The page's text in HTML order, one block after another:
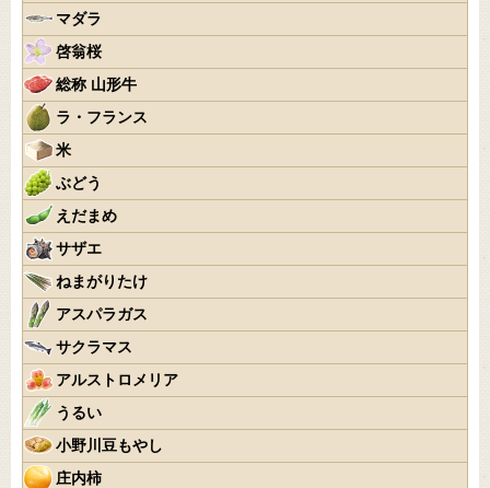
マダラ
啓翁桜
総称 山形牛
ラ・フランス
米
ぶどう
えだまめ
サザエ
ねまがりたけ
アスパラガス
サクラマス
アルストロメリア
うるい
小野川豆もやし
庄内柿